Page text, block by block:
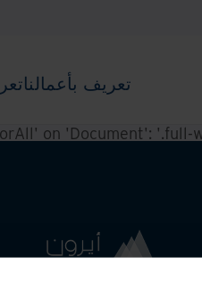
تعريف بأعمالنا
on 'Document':